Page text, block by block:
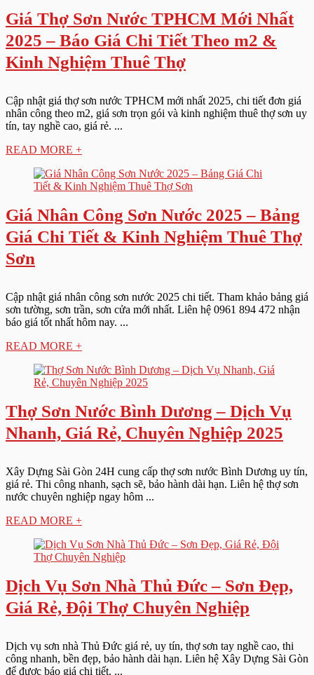
Giá Thợ Sơn Nước TPHCM Mới Nhất
2025 – Báo Giá Chi Tiết Theo m2 &
Kinh Nghiệm Thuê Thợ
Cập nhật giá thợ sơn nước TPHCM mới nhất 2025, chi tiết đơn giá
nhân công theo m2, giá sơn trọn gói và kinh nghiệm thuê thợ sơn uy
tín, tay nghề cao, giá rẻ. ...
READ MORE +
Giá Nhân Công Sơn Nước 2025 – Bảng
Giá Chi Tiết & Kinh Nghiệm Thuê Thợ
Sơn
Cập nhật giá nhân công sơn nước 2025 chi tiết. Tham khảo bảng giá
sơn tường, sơn trần, sơn cửa mới nhất. Liên hệ 0961 894 472 nhận
báo giá tốt nhất hôm nay. ...
READ MORE +
Thợ Sơn Nước Bình Dương – Dịch Vụ
Nhanh, Giá Rẻ, Chuyên Nghiệp 2025
Xây Dựng Sài Gòn 24H cung cấp thợ sơn nước Bình Dương uy tín,
giá rẻ. Thi công nhanh, sạch sẽ, bảo hành dài hạn. Liên hệ thợ sơn
nước chuyên nghiệp ngay hôm ...
READ MORE +
Dịch Vụ Sơn Nhà Thủ Đức – Sơn Đẹp,
Giá Rẻ, Đội Thợ Chuyên Nghiệp
Dịch vụ sơn nhà Thủ Đức giá rẻ, uy tín, thợ sơn tay nghề cao, thi
công nhanh, bền đẹp, bảo hành dài hạn. Liên hệ Xây Dựng Sài Gòn
để được báo giá chi tiết. ...